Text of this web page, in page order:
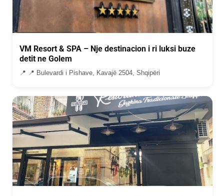
VM Resort & SPA – Nje destinacion i ri luksi buze
detit ne Golem
📍 📍 Bulevardi i Pishave, Kavajë 2504, Shqipëri